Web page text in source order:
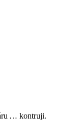
… kontruji.